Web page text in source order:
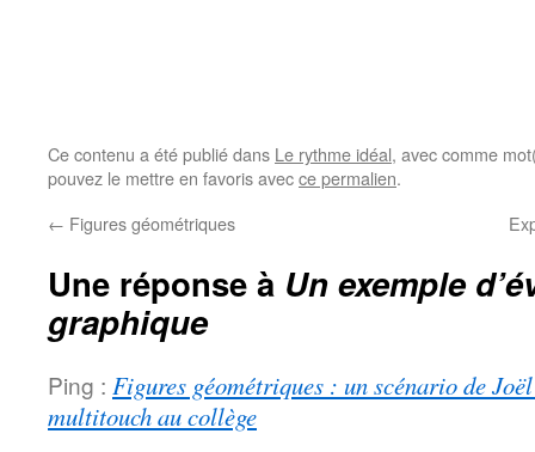
Ce contenu a été publié dans Le rythme idéal, avec comme
pouvez le mettre en favoris avecce permalien.
← Figures géométriques
Une réponse à Un exemple
graphique
Ping : Figures géométriques : un scénario de
multitouch au collège